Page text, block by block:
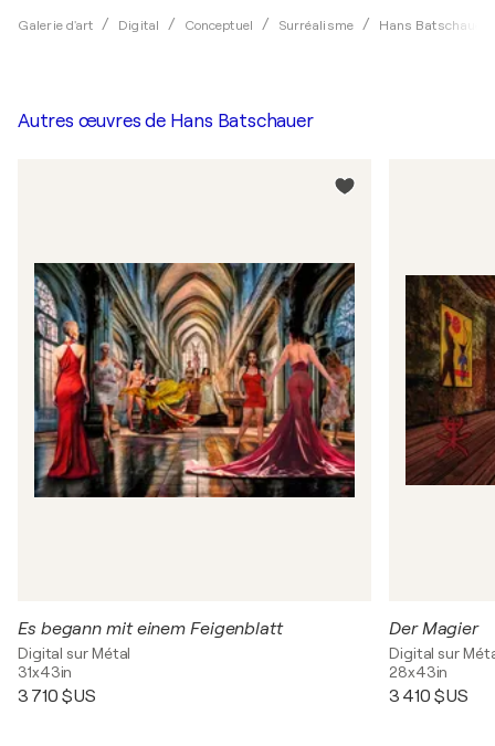
Galerie d'art Digital Conceptuel Surréalisme Hans Batschauer
Autres œuvres de Hans Batschauer
Es begann mit einem Feigenblatt
Digital sur Métal
31x43in
3 710 $US
Der Magier
Digital sur
28x43in
3 410 $US